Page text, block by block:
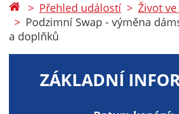
Přehled událostí
Život
Podzimní Swap - výměna
a doplňků
ZÁKLADNÍ